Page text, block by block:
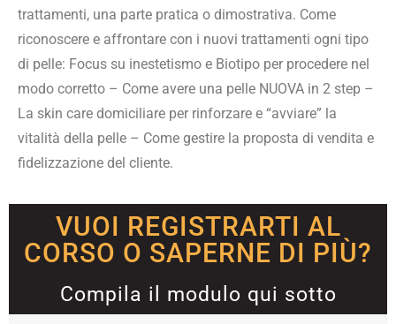
trattamenti, una parte pratica o dimostrativa. Come
riconoscere e affrontare con i nuovi trattamenti ogni tipo
di pelle: Focus su inestetismo e Biotipo per procedere nel
modo corretto – Come avere una pelle NUOVA in 2 step –
La skin care domiciliare per rinforzare e “avviare” la
vitalità della pelle – Come gestire la proposta di vendita e
fidelizzazione del cliente.
VUOI REGISTRARTI AL
CORSO O SAPERNE DI PIÙ?
Compila il modulo qui sotto